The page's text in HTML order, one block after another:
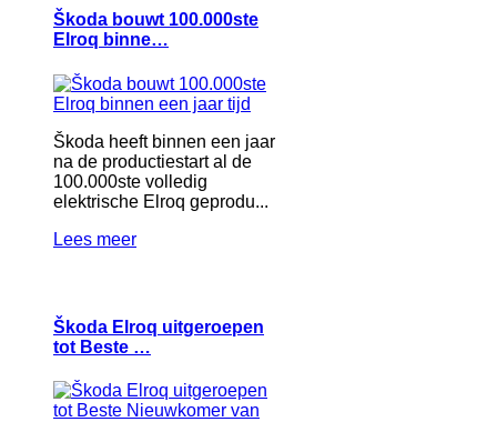
Škoda bouwt 100.000ste
Elroq binne…
Škoda heeft binnen een jaar
na de productiestart al de
100.000ste volledig
elektrische Elroq geprodu...
Lees meer
Škoda Elroq uitgeroepen
tot Beste …